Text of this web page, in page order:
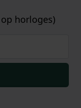
horloges)